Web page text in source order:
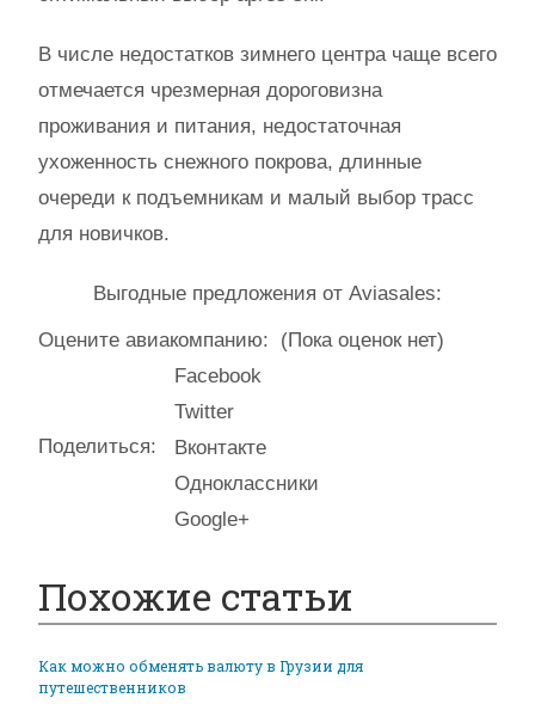
В числе недостатков зимнего центра чаще всего
отмечается чрезмерная дороговизна
проживания и питания, недостаточная
ухоженность снежного покрова, длинные
очереди к подъемникам и малый выбор трасс
для новичков.
Выгодные предложения от Aviasales:
Оцените авиакомпанию: (Пока оценок нет)
Поделиться:
Facebook
Twitter
Вконтакте
Одноклассники
Google+
Похожие статьи
Как можно обменять валюту в Грузии для
путешественников